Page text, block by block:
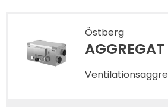
Östberg
AGGREGAT